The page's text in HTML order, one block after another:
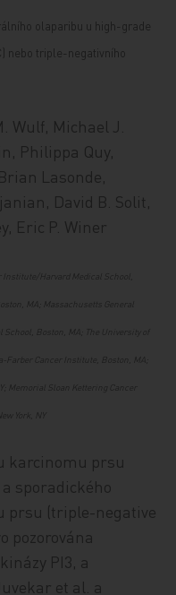
olaparibu u high-grade
nebo triple-negativního
Wulf, Michael J.
Philippa Quy,
Lasonde,
David B. Solit,
Eric P. Winer
Institute/Harvard Medical School,
Boston, MA; The University of
Farber Cancer Institute, Boston, MA;
Memorial Sloan Kettering Cancer
York, NY
karcinomu prsu
sporadického
prsu (triple-negative
pozorována
PI3, a
et al. a